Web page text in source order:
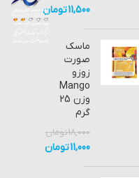
تشخیص
وسیله
کیت
Rubella
و
پنل
11,500تومان
ماسک
صورت
زوزو
Mango
وزن 25
گرم
18,000تومان
11,000تومان